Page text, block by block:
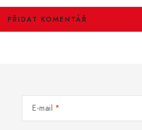
PŘIDAT KOMENTÁŘ
E-mail